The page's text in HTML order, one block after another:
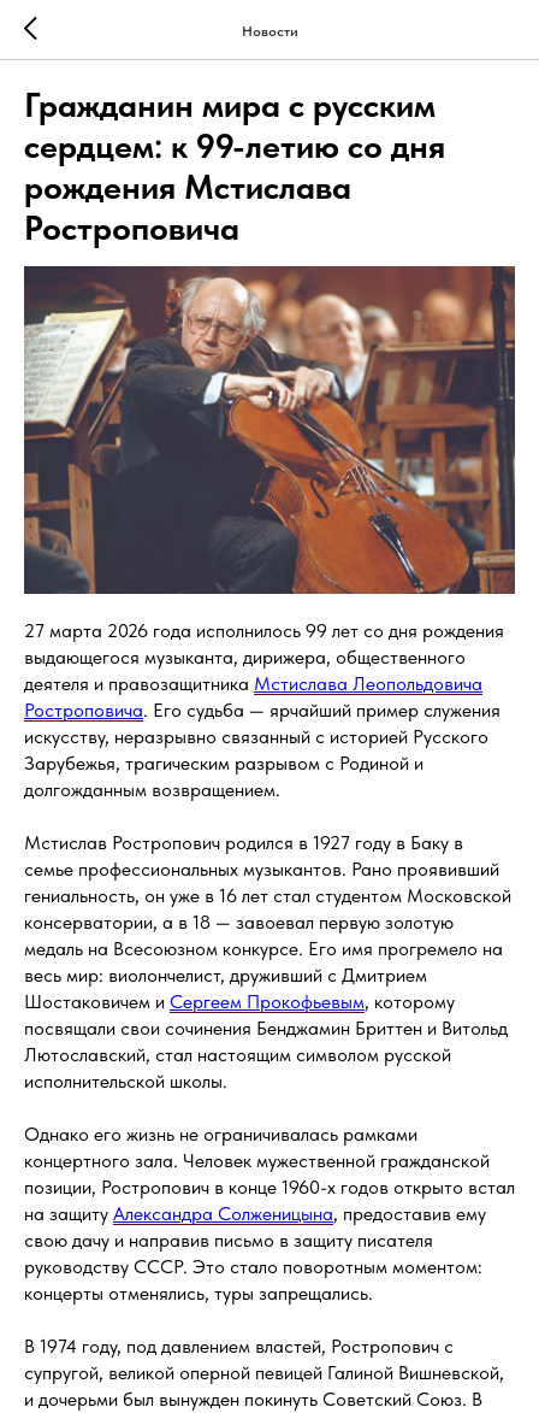
Новости
Гражданин мира с русским
сердцем: к 99-летию со дня
рождения Мстислава
Ростроповича
27 марта 2026 года исполнилось 99 лет со дня рождения
выдающегося музыканта, дирижера, общественного
деятеля и правозащитника Мстислава Леопольдовича
Ростроповича. Его судьба — ярчайший пример служения
искусству, неразрывно связанный с историей Русского
Зарубежья, трагическим разрывом с Родиной и
долгожданным возвращением.
Мстислав Ростропович родился в 1927 году в Баку в
семье профессиональных музыкантов. Рано проявивший
гениальность, он уже в 16 лет стал студентом Московской
консерватории, а в 18 — завоевал первую золотую
медаль на Всесоюзном конкурсе. Его имя прогремело на
весь мир: виолончелист, друживший с Дмитрием
Шостаковичем и Сергеем Прокофьевым, которому
посвящали свои сочинения Бенджамин Бриттен и Витольд
Лютославский, стал настоящим символом русской
исполнительской школы.
Однако его жизнь не ограничивалась рамками
концертного зала. Человек мужественной гражданской
позиции, Ростропович в конце 1960-х годов открыто встал
на защиту Александра Солженицына, предоставив ему
свою дачу и направив письмо в защиту писателя
руководству СССР. Это стало поворотным моментом:
концерты отменялись, туры запрещались.
В 1974 году, под давлением властей, Ростропович с
супругой, великой оперной певицей Галиной Вишневской,
и дочерьми был вынужден покинуть Советский Союз. В